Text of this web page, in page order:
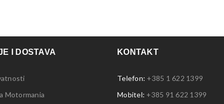
I DOSTAVA
Motormania
KONTAKT
Telefon: +385 1 622 1399
Mobitel: +385 91 622 1399